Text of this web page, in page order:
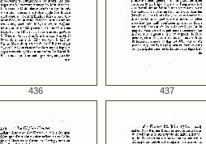
436 437